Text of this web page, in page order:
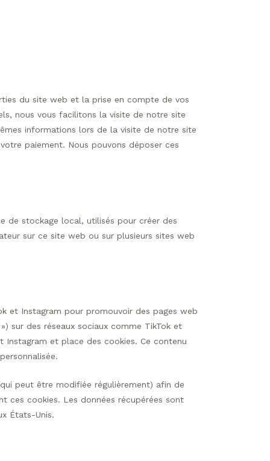
du site web et la prise en compte de vos
nous vous facilitons la visite de notre site
informations lors de la visite de notre site
paiement. Nous pouvons déposer ces
de stockage local, utilisés pour créer des
sur ce site web ou sur plusieurs sites web
et Instagram pour promouvoir des pages web
sur des réseaux sociaux comme TikTok et
Instagram et place des cookies. Ce contenu
peut être modifiée régulièrement) afin de
ces cookies. Les données récupérées sont
États-Unis.